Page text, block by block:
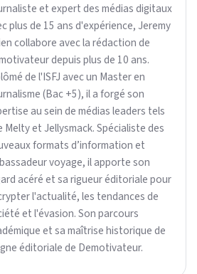
et expert des médias digitaux
plus de 15 ans d'expérience, Jeremy
collabore avec la rédaction de
depuis plus de 10 ans.
de l'ISFJ avec un Master en
(Bac +5), il a forgé son
au sein de médias leaders tels
Melty et Jellysmack. Spécialiste des
formats d’information et
voyage, il apporte son
acéré et sa rigueur éditoriale pour
l'actualité, les tendances de
et l'évasion. Son parcours
et sa maîtrise historique de
éditoriale de Demotivateur.